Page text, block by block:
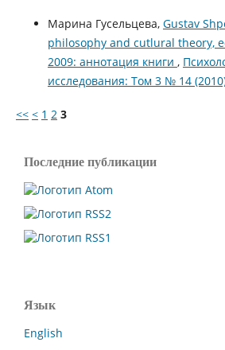
Марина Гусельцева, Gustav
philosophy and cutlural theory,
2009: аннотация книги ,
исследования: Том 3 № 14
<< < 1 2 3
Последние публикации
Язык
English